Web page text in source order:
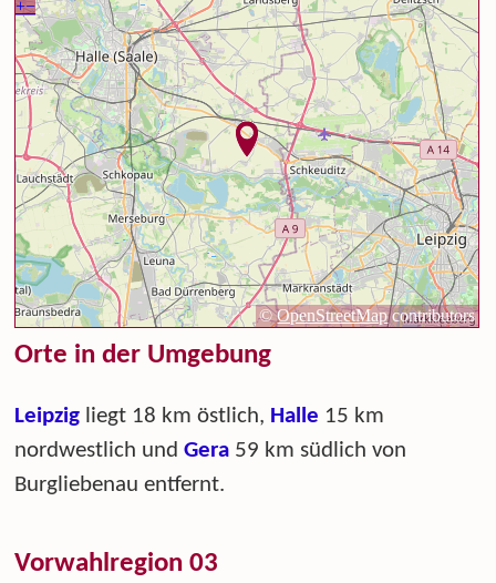
Orte in der Umgebung
Leipzig liegt 18 km östlich, Halle 15 km
nordwestlich undGera 59 km südlich von
Burgliebenau entfernt.
Vorwahlregion 03